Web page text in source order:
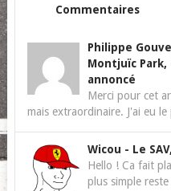
Commentaires
Philippe
Montjuïc Park,
annoncé
Merci pour cet
mais extraordinaire. J'ai eu
Wicou - Le
Hello ! Ca fait
plus simple